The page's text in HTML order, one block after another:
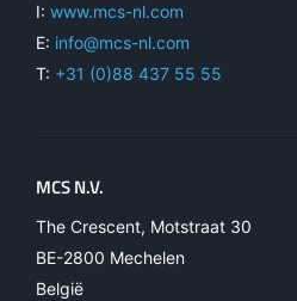
I: www.mcs-nl.com
E: info@mcs-nl.com
T: +31 (0)88 437 55 55
MCS N.V.
The Crescent, Motstraat 30
BE-2800 Mechelen
België